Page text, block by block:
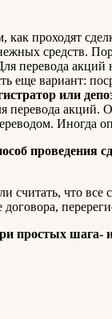
как проходят
средств.
перевода
еще вариант:
или
перевода
Иногда
проведения
считать, что
договора,
простых шага-